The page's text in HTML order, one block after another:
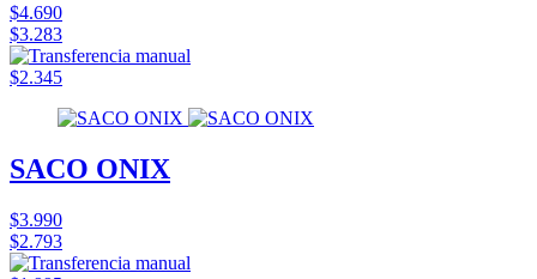
$4.690
$3.283
$2.345
SACO ONIX
$3.990
$2.793